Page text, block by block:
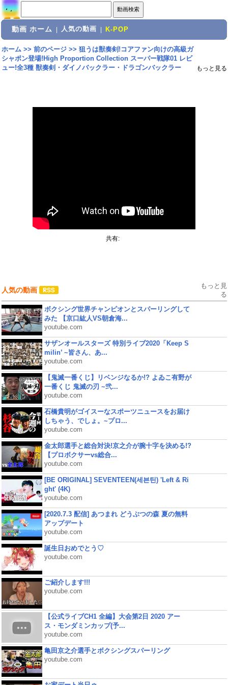
動画 ホーム 人気の動画 K-POP
ホーム>> 前のページ>> 狙うは獣奏剣!コアファン向けの高級ガ
シャポン登場!High Proportion Collection スーパー戦隊01 レビ
ュー!全3種 獣奏剣・ダイノバックラー・ドラゴンバックラー
もっと見る
共有:
人気の動画
もっと見
る
ボクシング世界チャンピオンとスパーリングして
みた 【京口紘人VS朝倉海...
youtube.com
サザンオールスターズ 特別ライブ2020「Keep S
milin’ ~皆さん、あ...
youtube.com
【鬼滅一番くじ】リベンジなるか!? よゐこ有野が
一番くじ 鬼滅の刃 ~弐...
youtube.com
石橋貴明がゴイスーなスポーツニュースをお届け
しちゃう、でしょ。~プロ...
youtube.com
金太郎選手と総合対決!京之介が腕十字を決める!?
【プロボクサーvs総合...
youtube.com
[BE ORIGINAL] SEVENTEEN(세븐틴) 'Left & Ri
ght' (4K)
youtube.com
[2020.7.3 配信] あつまれ どうぶつの森 夏の無料
アップデート
youtube.com
誕生日おめでとう♡
youtube.com
ご紹介します!!!
youtube.com
【公式ライブCH1 全編】大会第2日 2020 アー
ス・モンダミンカップ(予...
youtube.com
亀田京之介選手とボクシングスパーリング
youtube.com